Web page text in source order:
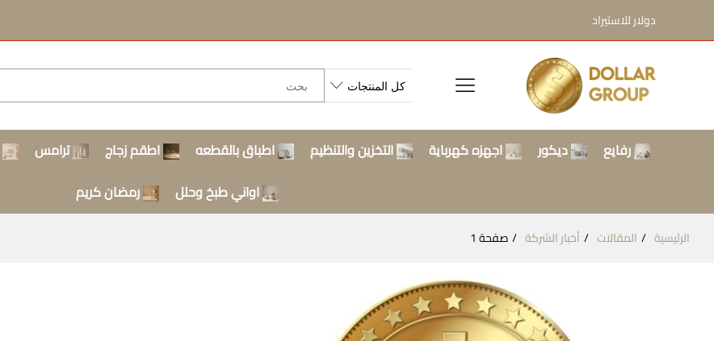
دولار للاستيراد
رفايع ديكور اجهزه كهرباية التخزين والتنظيم اطباق بالقطعه اطقم زجاج ترامس
اواني طبخ وحلل
رمضان كريم
الرئيسية المقالات أخبار الشركة صفحة 1